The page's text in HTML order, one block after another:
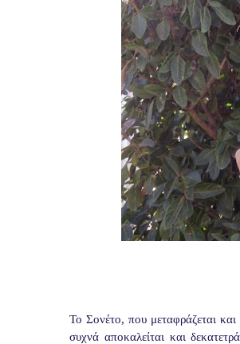
Το Σονέτο, που μεταφράζεται και
συχνά αποκαλείται και